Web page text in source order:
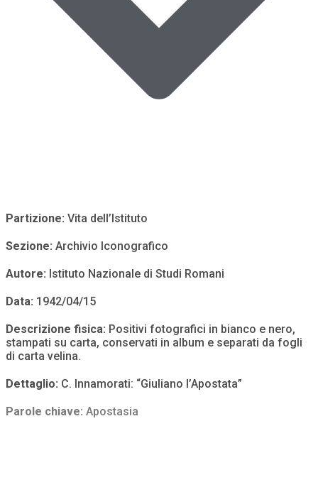
Partizione: Vita dell’Istituto
Sezione: Archivio Iconografico
Autore: Istituto Nazionale di Studi Romani
Data: 1942/04/15
Descrizione fisica: Positivi fotografici in bianco e nero,
stampati su carta, conservati in album e separati da fogli
di carta velina.
Dettaglio: C. Innamorati: “Giuliano l’Apostata”
Parole chiave: Apostasia